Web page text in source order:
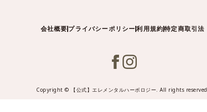
会社概要プライバシーポリシー利用規約特定商取引法
Copyright © 【公式】エレメンタルハーボロジー. All rights reserved.